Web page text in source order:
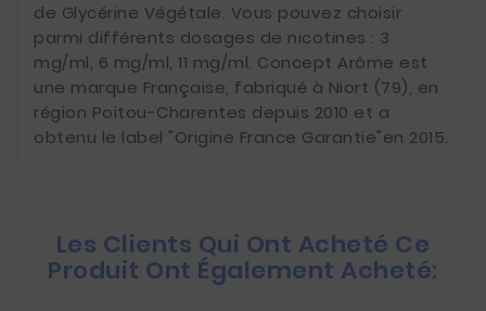
de Glycérine Végétale. Vous pouvez choisir
parmi différents dosages de nicotines : 3
mg/ml, 6 mg/ml, 11 mg/ml. Concept Arôme est
une marque Française, fabriqué à Niort (79), en
région Poitou-Charentes depuis 2010 et a
obtenu le label "Origine France Garantie"en 2015.
Les Clients Qui Ont Acheté Ce
Produit Ont Également Acheté: